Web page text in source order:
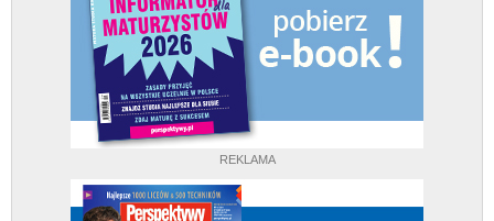
REKLAMA